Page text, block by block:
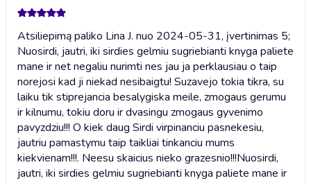
Atsiliepimą paliko Lina J. nuo 2024-05-31, įvertinimas 5;
Nuosirdi, jautri, iki sirdies gelmiu sugriebianti knyga paliete
mane ir net negaliu nurimti nes jau ja perklausiau o taip
norejosi kad ji niekad nesibaigtu! Suzavejo tokia tikra, su
laiku tik stiprejancia besalygiska meile, zmogaus gerumu
ir kilnumu, tokiu doru ir dvasingu zmogaus gyvenimo
pavyzdziu!!! O kiek daug Sirdi virpinanciu pasnekesiu,
jautriu pamastymu taip taikliai tinkanciu mums
kiekvienam!!!. Neesu skaicius nieko grazesnio!!!Nuosirdi,
jautri, iki sirdies gelmiu sugriebianti knyga paliete mane ir